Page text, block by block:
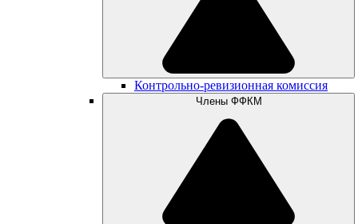
Контрольно-ревизионная комиссия
Члены ФФКМ